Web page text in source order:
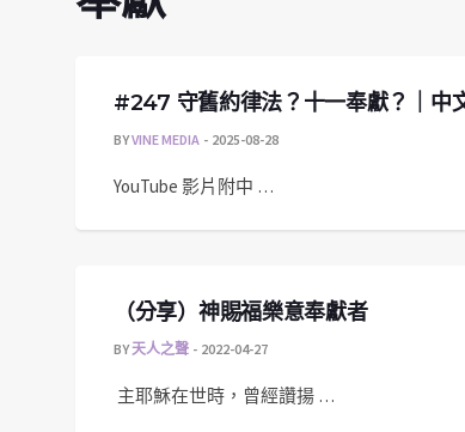
#247 守舊約律法？十一奉獻？｜中
BYVINE MEDIA 2025-08-28
YouTube 影片附中 …
（分享）神賜福樂意奉獻者
BY天人之聲 2022-04-27
主耶穌在世時，曾經讚揚 …